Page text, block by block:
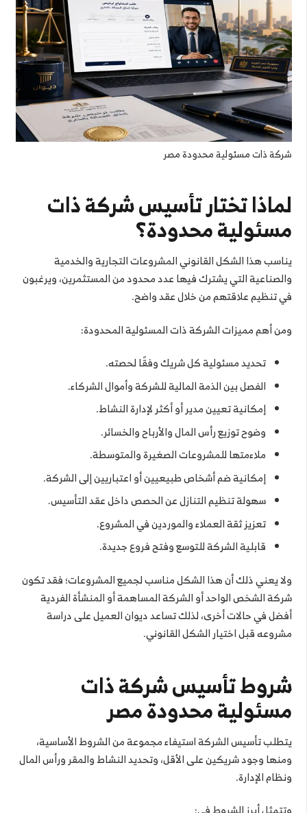
شركة ذات مسئولية محدودة مصر
لماذا تختار تأسيس شركة ذات
مسئولية محدودة؟
يناسب هذا الشكل القانوني المشروعات التجارية والخدمية
والصناعية التي يشترك فيها عدد محدود من المستثمرين، ويرغبون
في تنظيم علاقتهم من خلال عقد واضح.
ومن أهم مميزات الشركة ذات المسئولية المحدودة:
تحديد مسئولية كل شريك وفقًا لحصته.
الفصل بين الذمة المالية للشركة وأموال الشركاء.
إمكانية تعيين مدير أو أكثر لإدارة النشاط.
وضوح توزيع رأس المال والأرباح والخسائر.
ملاءمتها للمشروعات الصغيرة والمتوسطة.
إمكانية ضم أشخاص طبيعيين أو اعتباريين إلى الشركة.
سهولة تنظيم التنازل عن الحصص داخل عقد التأسيس.
تعزيز ثقة العملاء والموردين في المشروع.
قابلية الشركة للتوسع وفتح فروع جديدة.
ولا يعني ذلك أن هذا الشكل مناسب لجميع المشروعات؛ فقد تكون
شركة الشخص الواحد أو الشركة المساهمة أو المنشأة الفردية
أفضل في حالات أخرى، لذلك تساعد ديوان العميل على دراسة
مشروعه قبل اختيار الشكل القانوني.
شروط تأسيس شركة ذات
مسئولية محدودة مصر
يتطلب تأسيس الشركة استيفاء مجموعة من الشروط الأساسية،
ومنها وجود شريكين على الأقل، وتحديد النشاط والمقر ورأس المال
ونظام الإدارة.